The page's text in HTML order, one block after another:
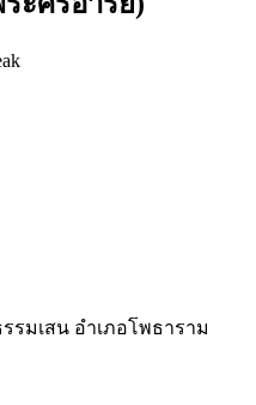
รรมเสน อำเภอโพธาราม